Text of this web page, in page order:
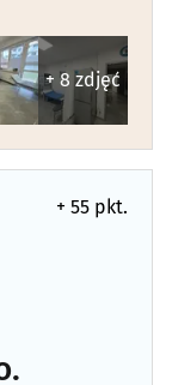
+ 8 zdjęć
+ 55 pkt.